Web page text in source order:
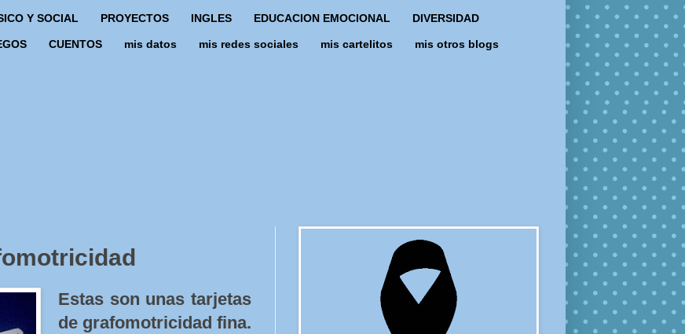
Y SOCIAL PROYECTOS INGLES EDUCACION EMOCIONAL DIVERSIDAD
CUENTOS mis datos mis redes sociales mis cartelitos mis otros blogs
Estas son unas tarjetas
de grafomotricidad fina.